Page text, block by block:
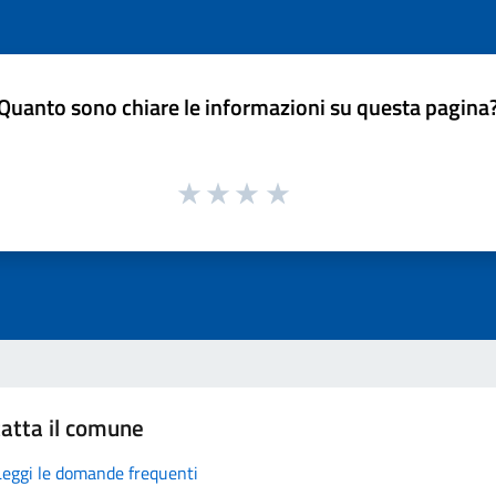
sono chiare le informazioni su questa
il comune
le domande frequenti